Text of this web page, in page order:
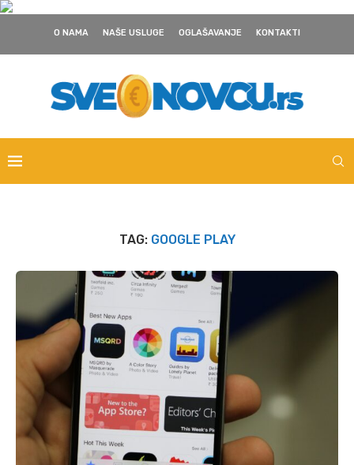
O NAMA NAŠE USLUGE OGLAŠAVANJE KONTAKTI
TAG: GOOGLE PLAY